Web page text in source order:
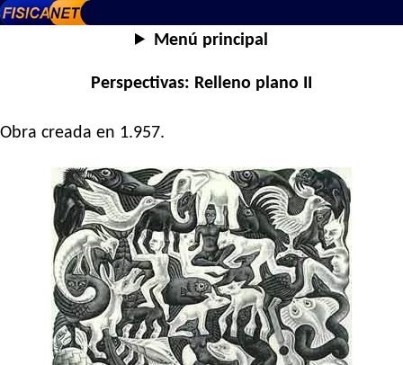
Menú principal
Perspectivas: Relleno plano II
Obra creada en 1.957.